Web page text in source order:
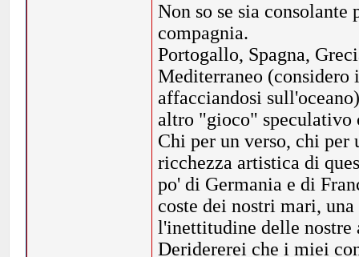
Non so se sia consolante
compagnia.
Portogallo, Spagna,
Mediterraneo (considero
affacciandosi
altro "gioco" speculativo
Chi per un verso, chi per
ricchezza artistica di
po' di Germania e di
coste dei nostri mari,
l'inettitudine delle
Deridererei che i miei